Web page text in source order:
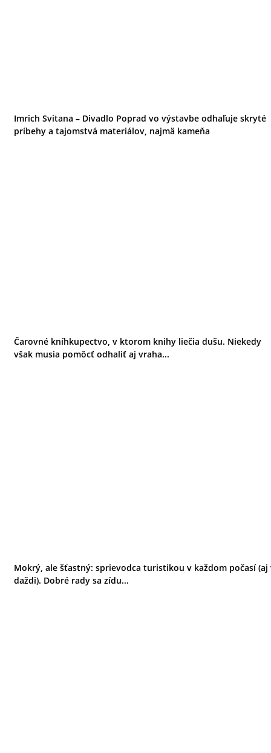
Imrich Svitana – Divadlo Poprad vo výstavbe odhaľuje skryté
príbehy a tajomstvá materiálov, najmä kameňa
Čarovné kníhkupectvo, v ktorom knihy liečia dušu. Niekedy
však musia pomôcť odhaliť aj vraha...
Mokrý, ale šťastný: sprievodca turistikou v každom počasí (aj
daždi). Dobré rady sa zídu...